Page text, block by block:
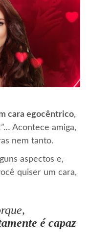
cara egocêntrico,
Acontece amiga,
nem tanto.
aspectos e,
quiser um cara,
é capaz